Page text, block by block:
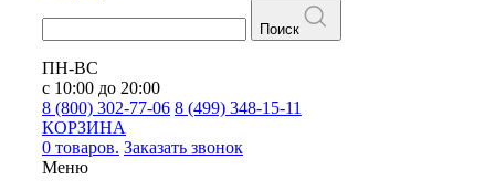
Поиск
ПН-ВС
с 10:00 до 20:00
8 (800) 302-77-06 8 (499) 348-15-11
КОРЗИНА
0 товаров. Заказать звонок
Меню